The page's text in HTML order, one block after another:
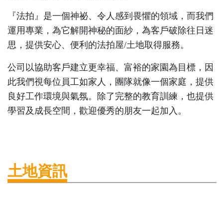
『法拍』是一個神祕、令人感到畏懼的領域，而我們
運用專業，為它解開神秘的面紗，為客戶破除往日迷
思，提供安心、便利的法拍屋/土地取得服務。
公司以協助客戶建立更幸福、富裕的家園為目標，因
此我們視每位員工如家人，團隊就像一個家庭，提供
良好工作環境與氣氛。除了完整的教育訓練，也提供
學習及成長空間，歡迎優秀的朋友一起加入。
土地資訊